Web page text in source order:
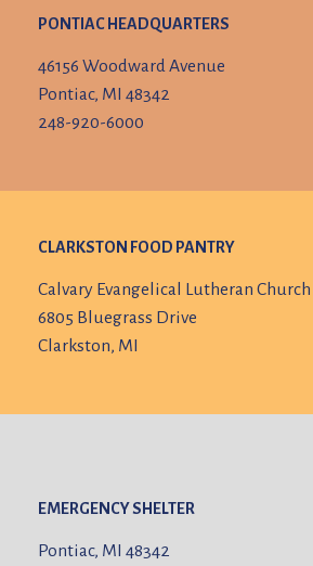
PONTIAC HEADQUARTERS
46156 Woodward Avenue
Pontiac, MI 48342
248-920-6000
CLARKSTON FOOD PANTRY
Calvary Evangelical Lutheran Church
6805 Bluegrass Drive
Clarkston, MI
EMERGENCY SHELTER
Pontiac, MI 48342